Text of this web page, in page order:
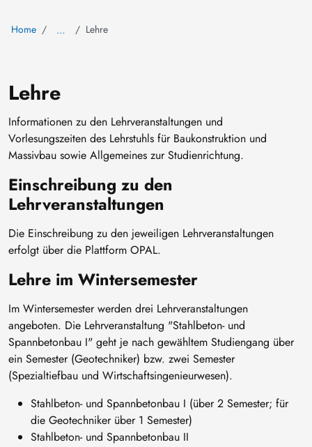
Home … Lehre
Lehre
Informationen zu den Lehrveranstaltungen und
Vorlesungszeiten des Lehrstuhls für Baukonstruktion und
Massivbau sowie Allgemeines zur Studienrichtung.
Einschreibung zu den
Lehrveranstaltungen
Die Einschreibung zu den jeweiligen Lehrveranstaltungen
erfolgt über die Plattform OPAL.
Lehre im Wintersemester
Im Wintersemester werden drei Lehrveranstaltungen
angeboten. Die Lehrveranstaltung "Stahlbeton- und
Spannbetonbau I" geht je nach gewähltem Studiengang über
ein Semester (Geotechniker) bzw. zwei Semester
(Spezialtiefbau und Wirtschaftsingenieurwesen).
Stahlbeton- und Spannbetonbau I (über 2 Semester; für
die Geotechniker über 1 Semester)
Stahlbeton- und Spannbetonbau II